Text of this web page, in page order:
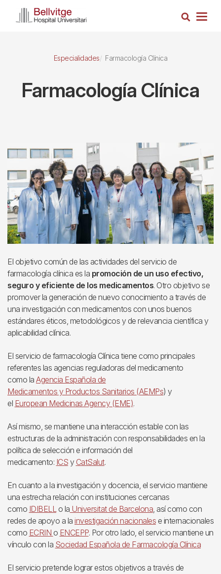
Busca
Especialidades Farmacología Clínica
Farmacología Clínica
El objetivo común de las actividades del servicio de
farmacología clínica es la promoción de un uso efectivo,
seguro y eficiente de los medicamentos. Otro objetivo se
promover la generación de nuevo conocimiento a través de
una investigación con medicamentos con unos buenos
estándares éticos, metodológicos y de relevancia científica y
aplicabilidad clínica.
El servicio de farmacología Clínica tiene como principales
referentes las agencias reguladoras del medicamento
como la Agencia Española de
Medicamentos y Productos Sanitarios (AEMPs) y
el European Medicinas Agency (EME).
Así mismo, se mantiene una interacción estable con las
estructuras de la administración con responsabilidades en la
política de selección e información del
medicamento: ICS y CatSalut.
En cuanto a la investigación y docencia, el servicio mantiene
una estrecha relación con instituciones cercanas
como IDIBELLo la Universitat de Barcelona, así como con
redes de apoyo a la investigación nacionales e internacionales
como ECRIN o ENCEPP. Por otro lado, el servicio mantiene un
vínculo con la Sociedad Española de Farmacología Clínica
El servicio pretende lograr estos objetivos a través de